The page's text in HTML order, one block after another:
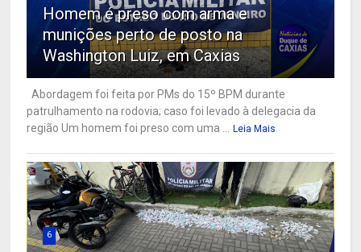
Homem é preso com arma e
munições perto de posto na
Washington Luiz, em Caxias
Abordagem foi feita por PMs do 15º BPM durante
patrulhamento na rodovia; caso foi levado à delegacia da
região Um homem foi preso com uma ...
Leia Mais
6